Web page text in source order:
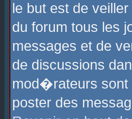
le but est de
du forum tous les
messages et de
de discussions
mod�rateurs
poster des